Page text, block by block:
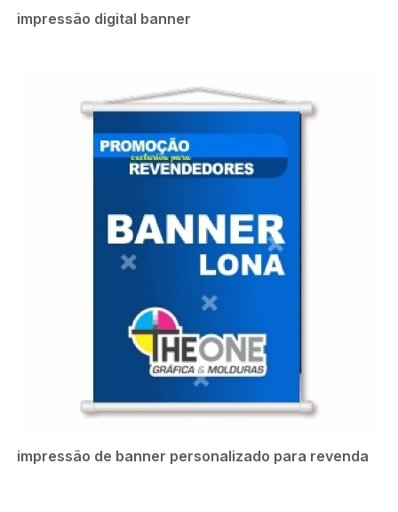
impressão digital banner
impressão de banner personalizado para revenda